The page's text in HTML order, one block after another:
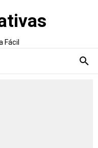
Fácil